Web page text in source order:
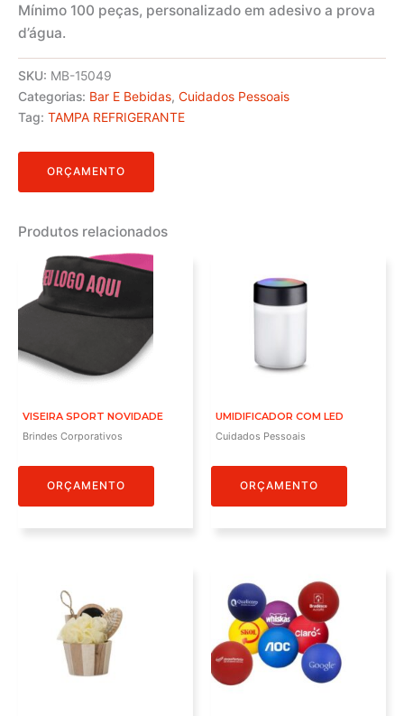
Mínimo 100 peças, personalizado em adesivo a prova
d’água.
SKU: MB-15049
Categorias: Bar E Bebidas, Cuidados Pessoais
Tag: TAMPA REFRIGERANTE
ORÇAMENTO
Produtos relacionados
VISEIRA SPORT NOVIDADE
Brindes Corporativos
ORÇAMENTO
UMIDIFICADOR COM LED
Cuidados Pessoais
ORÇAMENTO